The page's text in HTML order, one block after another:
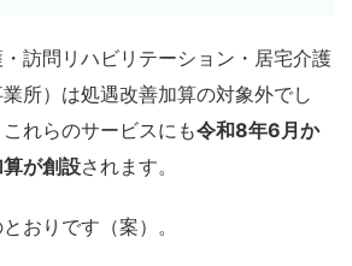
訪問リハビリテーション・居宅介護
所）は処遇改善加算の対象外でし
れらのサービスにも令和8年6月か
が創設されます。
おりです（案）。